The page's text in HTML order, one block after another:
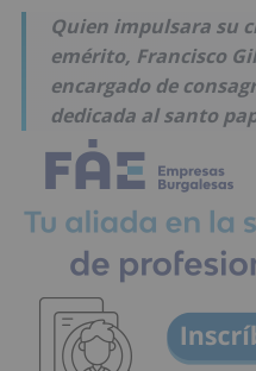
Quien impulsara su
emérito, Francisco
encargado de
dedicada al santo